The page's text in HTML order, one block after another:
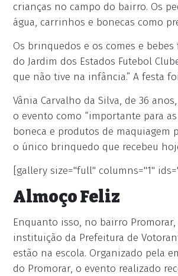
crianças no campo do bairro. Os
água, carrinhos e bonecas como
Os brinquedos e os comes e
do Jardim dos Estados Futebol
que não tive na infância.” A festa
Vânia Carvalho da Silva, de 36
o evento como “importante para
boneca e produtos de maquiagem
o único brinquedo que recebeu
[gallery size="full" columns="1"
Almoço Feliz
Enquanto isso, no bairro Promorar,
instituição da Prefeitura de
estão na escola. Organizado pela
do Promorar, o evento realizado